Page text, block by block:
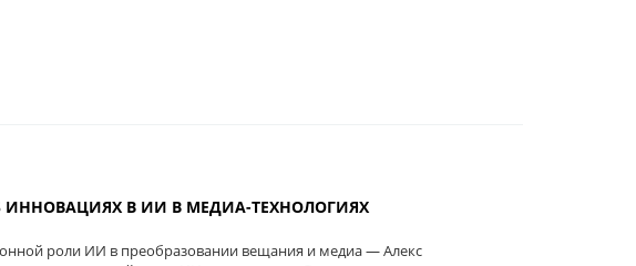
ИННОВАЦИЯХ В ИИ В МЕДИА-ТЕХНОЛОГИЯХ
роли ИИ в преобразовании вещания и медиа — Алекс